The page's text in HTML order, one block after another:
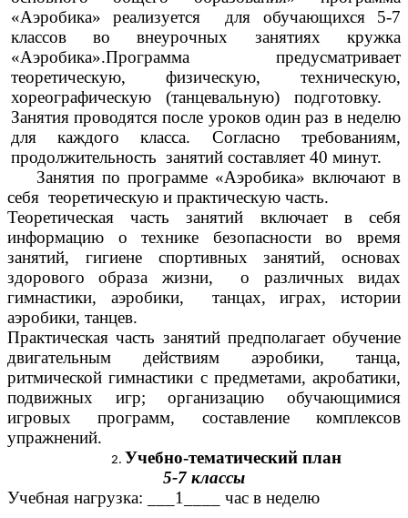
«Аэробика» реализуется для обучающихся 5-7
классов во внеурочных занятиях кружка
«Аэробика».Программа предусматривает
теоретическую, физическую, техническую,
хореографическую (танцевальную) подготовку.
Занятия проводятся после уроков один раз в неделю
для каждого класса. Согласно требованиям,
продолжительность занятий составляет 40 минут.
Занятия по программе «Аэробика» включают в
себя теоретическую и практическую часть.
Теоретическая часть занятий включает в себя
информацию о технике безопасности во время
занятий, гигиене спортивных занятий, основах
здорового образа жизни, о различных видах
гимнастики, аэробики, танцах, играх, истории
аэробики, танцев.
Практическая часть занятий предполагает обучение
двигательным действиям аэробики, танца,
ритмической гимнастики с предметами, акробатики,
подвижных игр; организацию обучающимися
игровых программ, составление комплексов
упражнений.
Учебно-тематический план
5-7 классы
Учебная нагрузка: ___1____ час в неделю